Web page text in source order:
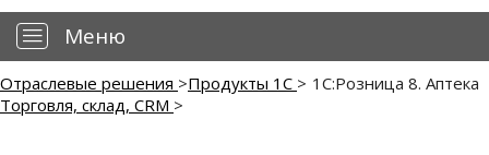
Меню
—
Отраслевые решения >Продукты 1С >
Торговля, склад, CRM >
1С:Розница 8. Аптека